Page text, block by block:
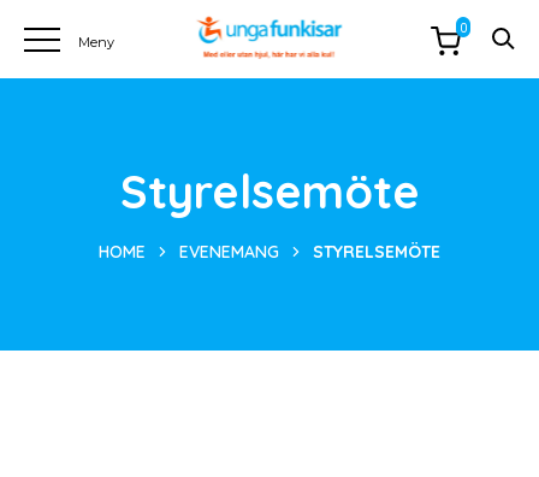
Styrelsemöte
HOME EVENEMANG STYRELSEMÖTE
0